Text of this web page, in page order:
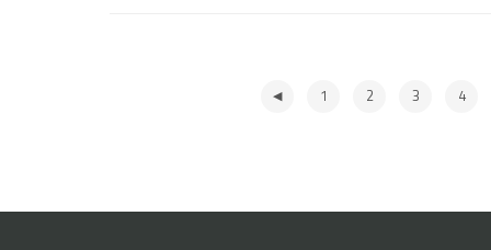
1 2 3 4